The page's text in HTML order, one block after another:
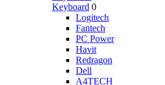
Keyboard 0
Logitech
Fantech
PC Power
Havit
Redragon
Dell
A4TECH